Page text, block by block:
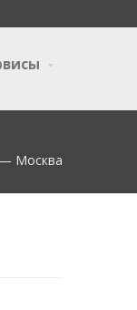
Москва